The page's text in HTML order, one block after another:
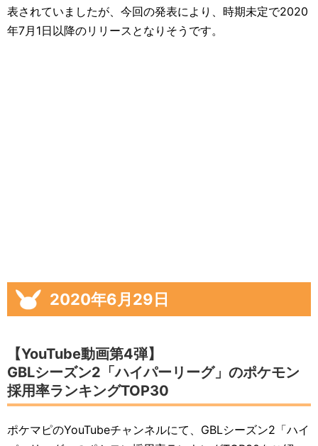
表されていましたが、今回の発表により、時期未定で2020
年7月1日以降のリリースとなりそうです。
2020年6月29日
【YouTube動画第4弾】
GBLシーズン2「ハイパーリーグ」のポケモン
採用率ランキングTOP30
ポケマピのYouTubeチャンネルにて、GBLシーズン2「ハイ